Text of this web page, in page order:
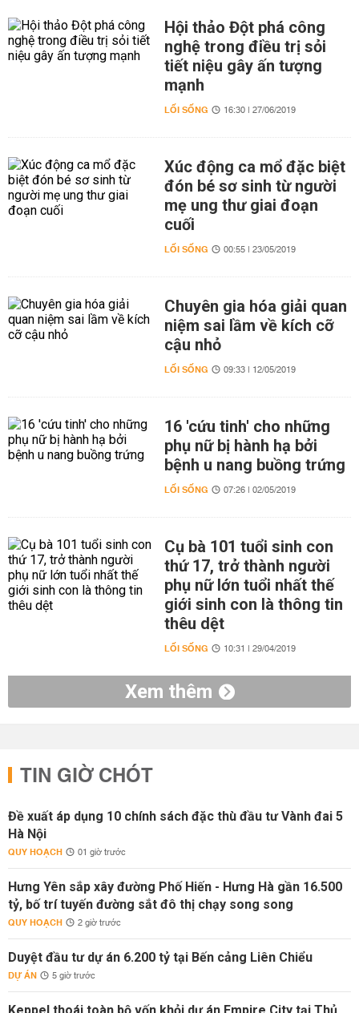
Hội thảo Đột phá công
nghệ trong điều trị sỏi
tiết niệu gây ấn tượng
mạnh
LỐI SỐNG 16:30 | 27/06/2019
Xúc động ca mổ đặc biệt
đón bé sơ sinh từ người
mẹ ung thư giai đoạn
cuối
LỐI SỐNG 00:55 | 23/05/2019
Chuyên gia hóa giải quan
niệm sai lầm về kích cỡ
cậu nhỏ
LỐI SỐNG 09:33 | 12/05/2019
16 'cứu tinh' cho những
phụ nữ bị hành hạ bởi
bệnh u nang buồng trứng
LỐI SỐNG 07:26 | 02/05/2019
Cụ bà 101 tuổi sinh con
thứ 17, trở thành người
phụ nữ lớn tuổi nhất thế
giới sinh con là thông tin
thêu dệt
LỐI SỐNG 10:31 | 29/04/2019
Xem thêm
TIN GIỜ CHÓT
Đề xuất áp dụng 10 chính sách đặc thù đầu tư Vành đai 5
Hà Nội
QUY HOẠCH 01 giờ trước
Hưng Yên sắp xây đường Phố Hiến - Hưng Hà gần 16.500
tỷ, bố trí tuyến đường sắt đô thị chạy song song
QUY HOẠCH 2 giờ trước
Duyệt đầu tư dự án 6.200 tỷ tại Bến cảng Liên Chiểu
DỰ ÁN 5 giờ trước